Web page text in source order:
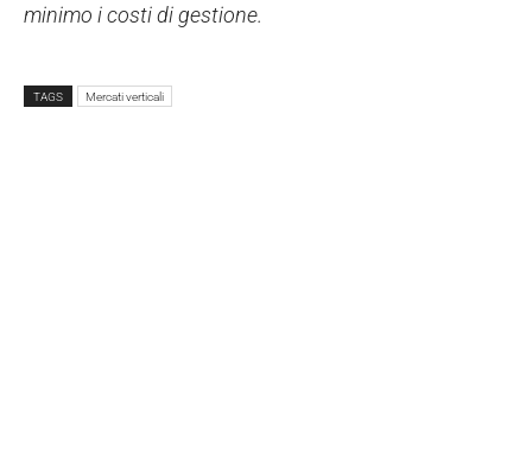
minimo i costi di gestione.
TAGS Mercati verticali